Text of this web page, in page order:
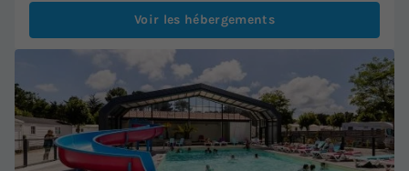
Voir les hébergements